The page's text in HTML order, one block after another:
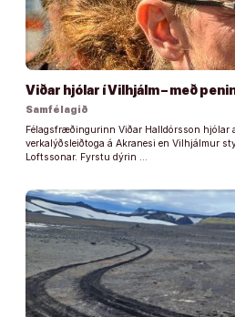
Viðar hjólar í Vilhjálm – með
Samfélagið
Félagsfræðingurinn Viðar Halldórsson hjólar
verkalýðsleiðtoga á Akranesi en Vilhjálmur
Loftssonar. Fyrstu dýrin …